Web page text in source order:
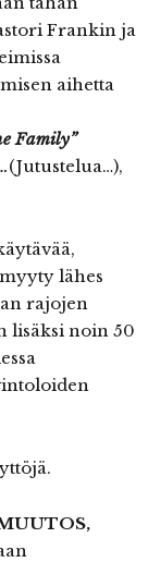
Frankin ja
aihetta
Family”
(Jutustelua…),
lähes
rajojen
lisäksi noin 50